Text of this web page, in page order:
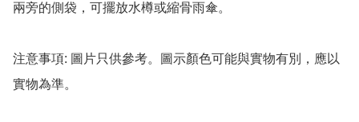
兩旁的側袋，可擺放水樽或縮骨雨傘。
注意事項: 圖片只供參考。圖示顏色可能與實物有別，應以
實物為準。